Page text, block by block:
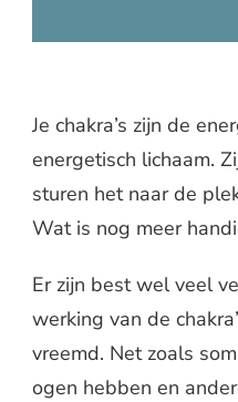
Je chakra’s zijn de
energetisch lichaam.
sturen het naar de
Wat is nog meer
Er zijn best wel veel
werking van de
vreemd. Net zoals
ogen hebben en